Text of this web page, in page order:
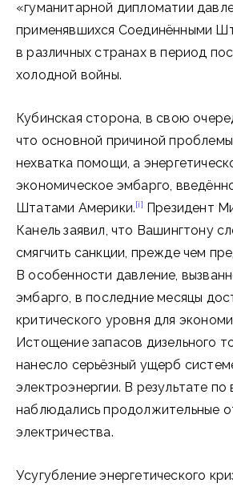
«гуманитарной дипломатии
применявшихся Соединёнными
в различных странах в период
холодной войны.
Кубинская сторона, в свою
что основной причиной проблемы
нехватка помощи, а
экономическое эмбарго,
Штатами Америки.[i] Президент
Канель заявил, что Вашингтону
смягчить санкции, прежде чем
В особенности давление,
эмбарго, в последние месяцы
критического уровня для
Истощение запасов дизельного
нанесло серьёзный ущерб
электроэнергии. В результате по
наблюдались продолжительные
электричества.
Усугубление энергетического